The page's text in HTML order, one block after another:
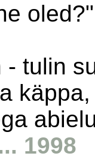
- tulin
1998